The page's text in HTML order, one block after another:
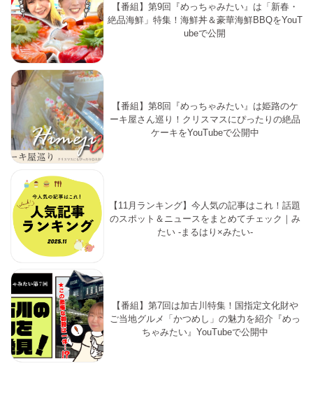
【番組】第9回『めっちゃみたい』は「新春・
絶品海鮮」特集！海鮮丼＆豪華海鮮BBQをYouT
ubeで公開
【番組】第8回『めっちゃみたい』は姫路のケ
ーキ屋さん巡り！クリスマスにぴったりの絶品
ケーキをYouTubeで公開中
【11月ランキング】今人気の記事はこれ！話題
のスポット＆ニュースをまとめてチェック｜み
たい -まるはり×みたい-
【番組】第7回は加古川特集！国指定文化財や
ご当地グルメ「かつめし」の魅力を紹介『めっ
ちゃみたい』YouTubeで公開中